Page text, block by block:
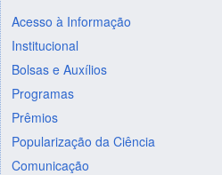
Acesso à Informação
Institucional
Bolsas e Auxílios
Programas
Prêmios
Popularização da Ciência
Comunicação